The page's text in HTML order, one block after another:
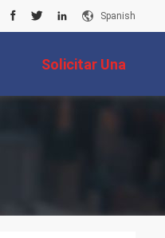
Spanish
Solicitar Una
Cotización